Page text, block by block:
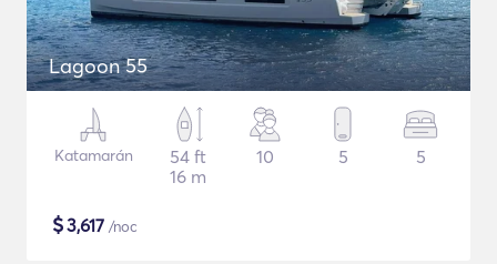
Lagoon 55
Katamarán
54 ft
16 m
10 5 5
$3,617 /noc